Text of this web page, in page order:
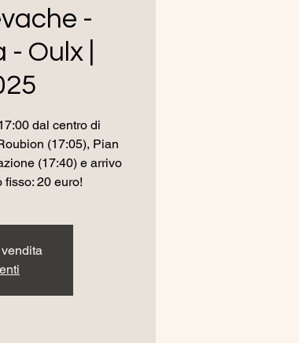
-
Oulx |
dal centro di
(17:05), Pian
(17:40) e arrivo
fisso: 20 euro!